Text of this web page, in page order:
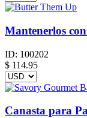
Mantenerlos
ID: 100202
$ 114.95
Canasta para